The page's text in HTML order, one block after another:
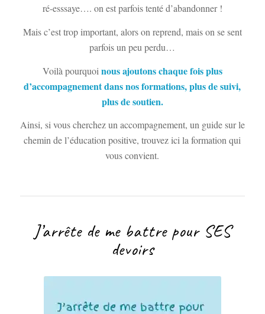
ré-esssaye…. on est parfois tenté d’abandonner !
Mais c’est trop important, alors on reprend, mais on se sent
parfois un peu perdu…
Voilà pourquoi nous ajoutons chaque fois plus
d’accompagnement dans nos formations, plus de suivi,
plus de soutien.
Ainsi, si vous cherchez un accompagnement, un guide sur le
chemin de l’éducation positive, trouvez ici la formation qui
vous convient.
J’arrête de me battre pour SES
devoirs